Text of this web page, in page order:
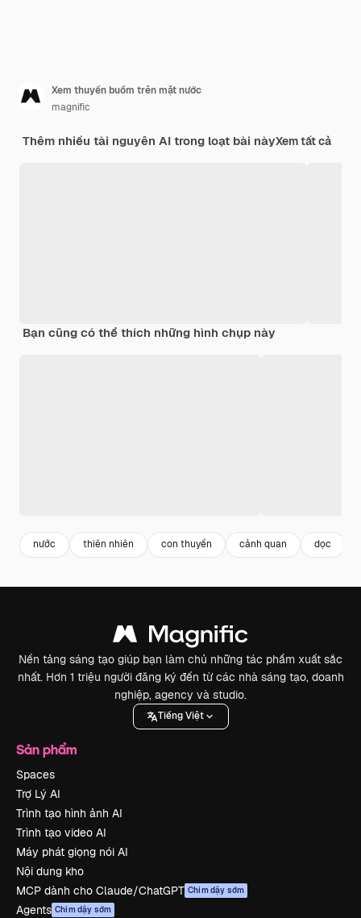
Xem thuyền buồm trên mặt nước
magnific
Thêm nhiều tài nguyên AI trong loạt bài nàyXem tất cả
Bạn cũng có thể thích những hình chụp này
nước thiên nhiên con thuyền cảnh quan dọc
Nền tảng sáng tạo giúp bạn làm chủ những tác phẩm xuất sắc
nhất. Hơn 1 triệu người đăng ký đến từ các nhà sáng tạo, doanh
nghiệp, agency và studio.
Tiếng Việt
Sản phẩm
Spaces
Trợ Lý AI
Trình tạo hình ảnh AI
Trình tạo video AI
Máy phát giọng nói AI
Nội dung kho
MCP dành cho Claude/ChatGPT Chim dậy sớm
Agents Chim dậy sớm